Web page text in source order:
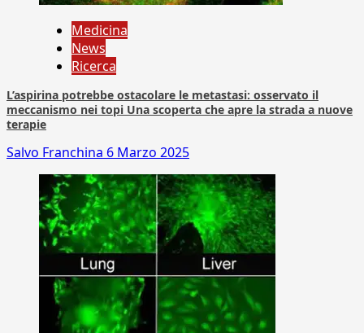
Medicina
News
Ricerca
L’aspirina potrebbe ostacolare le metastasi: osservato il
meccanismo nei topi Una scoperta che apre la strada a nuove
terapie
Salvo Franchina 6 Marzo 2025